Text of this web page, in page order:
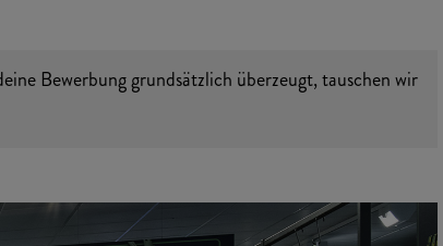
Bewerbung grundsätzlich überzeugt, tauschen wir